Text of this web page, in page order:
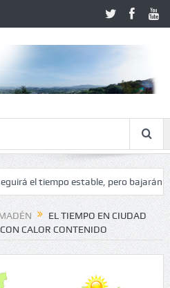
tiempo estable, pero bajarán las
EL TIEMPO EN CIUDAD
CALOR CONTENIDO